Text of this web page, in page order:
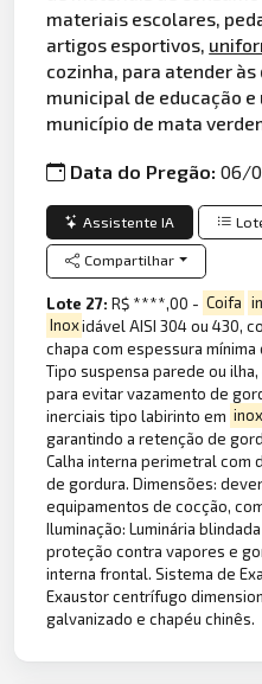
materiais escolares,
artigos esportivos,
cozinha, para atender
municipal de educação
município de mata
Data do Pregão:06/
Assistente IA
Compartilhar
Lote 27:R$ ****,00 - Coifa
Inoxidável AISI 304 ou 430,
chapa com espessura mínima
Tipo suspensa parede ou
para evitar vazamento de
inerciais tipo labirinto em inox
garantindo a retenção de
Calha interna perimetral com
de gordura. Dimensões:
equipamentos de cocção,
Iluminação: Luminária
proteção contra vapores e
interna frontal. Sistema de
Exaustor centrífugo
galvanizado e chapéu chinês.